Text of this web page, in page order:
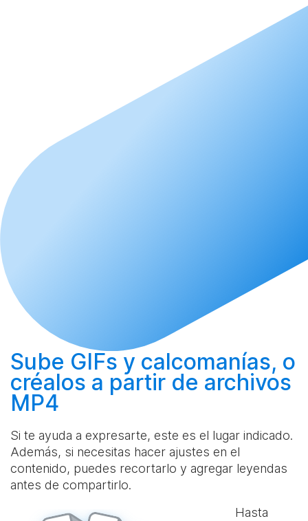
Sube GIFs y calcomanías, o
créalos a partir de archivos
MP4
Si te ayuda a expresarte, este es el lugar indicado.
Además, si necesitas hacer ajustes en el
contenido, puedes recortarlo y agregar leyendas
antes de compartirlo.
Hasta